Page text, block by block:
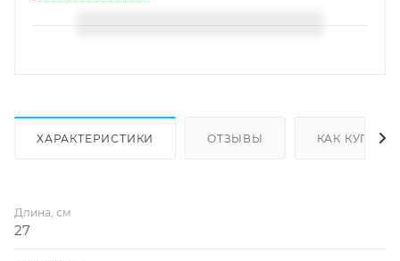
ХАРАКТЕРИСТИКИ ОТЗЫВЫ КАК КУПИТЬ
Длина, см
27